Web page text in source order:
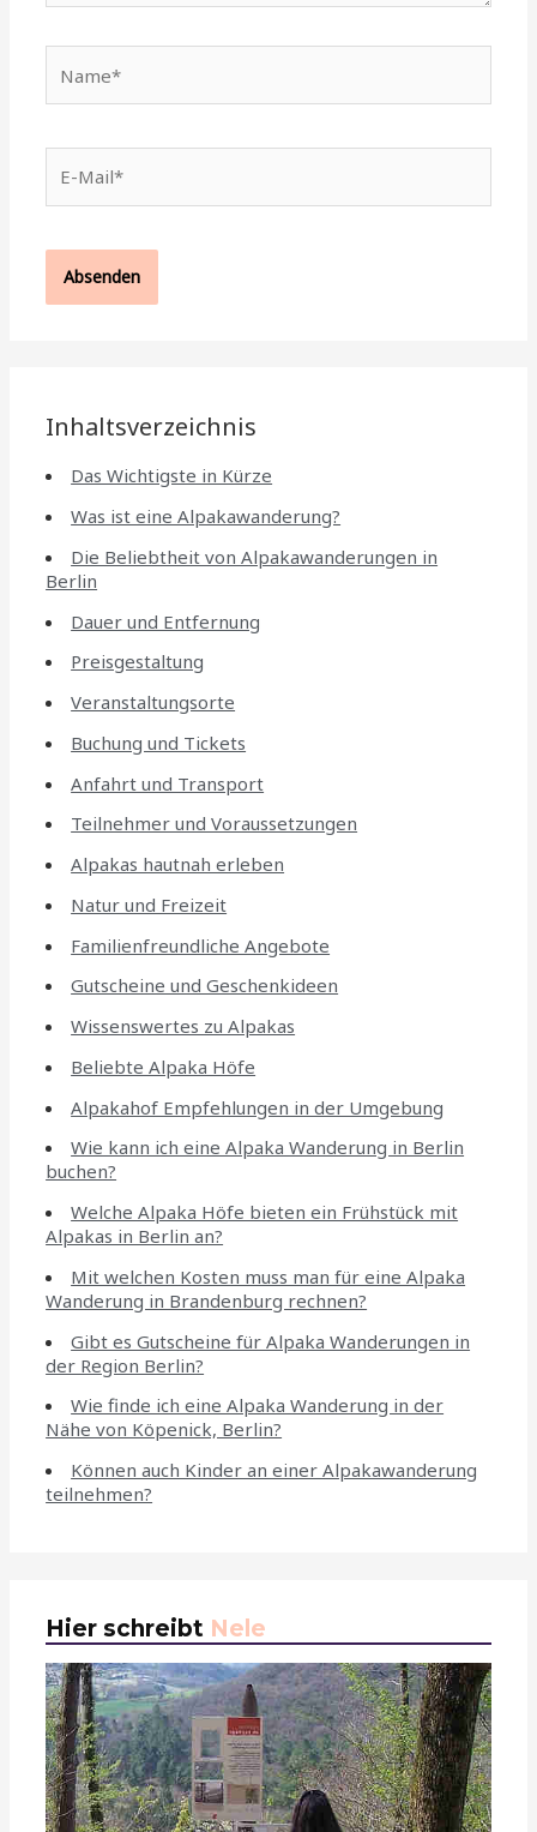
Mail*
Inhaltsverzeichnis
Das Wichtigste in Kürze
Was ist eine Alpakawanderung?
Die Beliebtheit von Alpakawanderungen in
Berlin
Dauer und Entfernung
Preisgestaltung
Veranstaltungsorte
Buchung und Tickets
Anfahrt und Transport
Teilnehmer und Voraussetzungen
Alpakas hautnah erleben
Natur und Freizeit
Familienfreundliche Angebote
Gutscheine und Geschenkideen
Wissenswertes zu Alpakas
Beliebte Alpaka Höfe
Alpakahof Empfehlungen in der Umgebung
Wie kann ich eine Alpaka Wanderung in Berlin
buchen?
Welche Alpaka Höfe bieten ein Frühstück mit
Alpakas in Berlin an?
Mit welchen Kosten muss man für eine Alpaka
Wanderung in Brandenburg rechnen?
Gibt es Gutscheine für Alpaka Wanderungen in
der Region Berlin?
Wie finde ich eine Alpaka Wanderung in der
Nähe von Köpenick, Berlin?
Können auch Kinder an einer Alpakawanderung
teilnehmen?
Hier schreibt Nele